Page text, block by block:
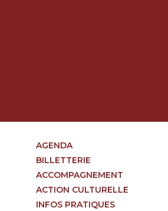
AGENDA
BILLETTERIE
ACCOMPAGNEMENT
ACTION CULTURELLE
INFOS PRATIQUES